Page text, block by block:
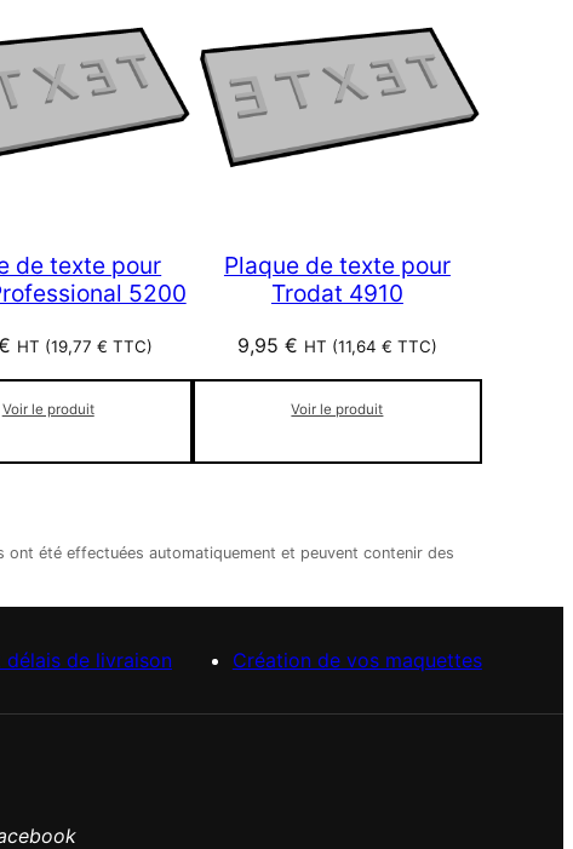
de texte pour
5200
HT (19,77€ TTC)
Voir le produit
Plaque de texte pour
Trodat 4910
9,95 € HT (11,64 € TTC)
Voir le produit
été effectuées automatiquement et peuvent contenir des
de livraison Création de vos maquettes